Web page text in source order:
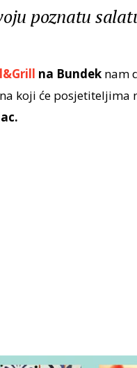
poznatu
na Bundeknam
koji će posjetiteljima